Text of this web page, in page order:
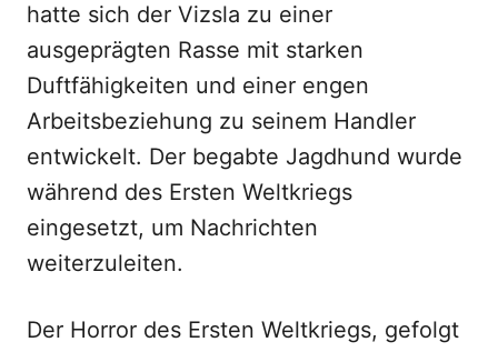
hatte sich der Vizsla zu einer
ausgeprägten Rasse mit starken
Duftfähigkeiten und einer engen
Arbeitsbeziehung zu seinem Handler
entwickelt. Der begabte Jagdhund wurde
während des Ersten Weltkriegs
eingesetzt, um Nachrichten
weiterzuleiten.
Der Horror des Ersten Weltkriegs, gefolgt